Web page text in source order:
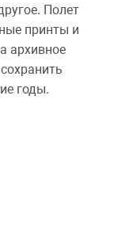
Полет
принты и
архивное
годы.